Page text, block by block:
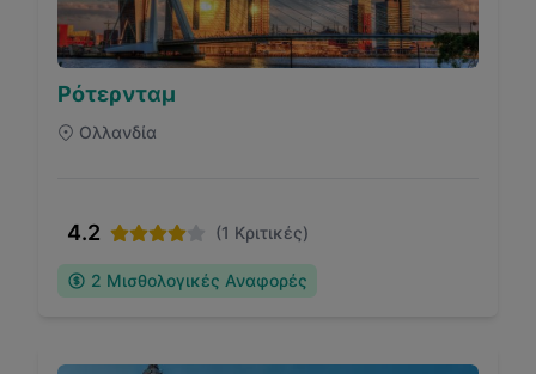
Ρότερνταμ
Ολλανδία
4.2 (1 Κριτικές)
2 Μισθολογικές Αναφορές